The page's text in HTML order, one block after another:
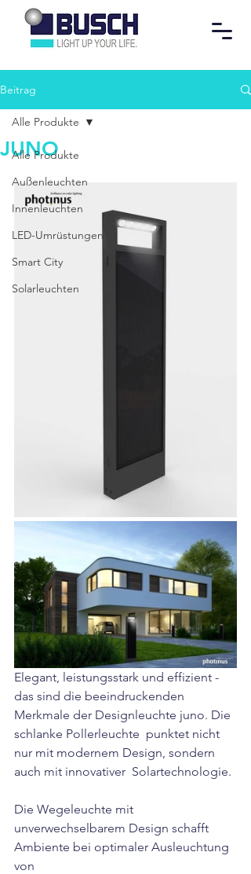
Beitrag
Alle Produkte
Außenleuchten
Innenleuchten
LED-Umrüstungen
Smart City
Solarleuchten
Alle Produkte
JUNO
Elegant, leistungsstark und effizient -
das sind die beeindruckenden
Merkmale der Designleuchte juno. Die
schlanke Pollerleuchte  punktet nicht
nur mit modernem Design, sondern
auch mit innovativer  Solartechnologie.
Die Wegeleuchte mit
unverwechselbarem Design schafft
Ambiente bei optimaler Ausleuchtung
von